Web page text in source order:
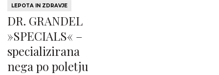
LEPOTA IN ZDRAVJE
DR. GRANDEL
»SPECIALS« –
specializirana
nega po poletju